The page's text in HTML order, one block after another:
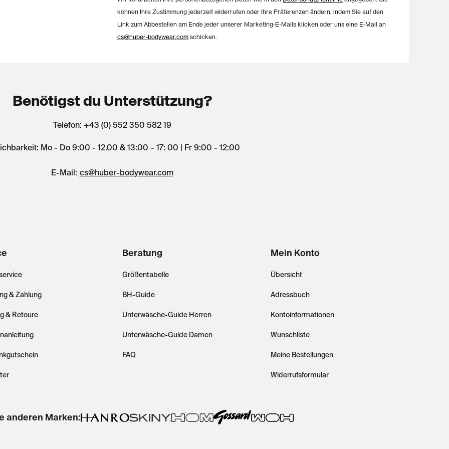
können Ihre Zustimmung jederzeit widerrufen oder Ihre Präferenzen ändern, indem Sie auf den
Link zum Abbestellen am Ende jeder unserer Marketing-E-Mails klicken oder uns eine E-Mail an
cs@huber-bodywear.com schicken.
Benötigst du Unterstützung?
Telefon: +43 (0) 552 350 582 19
Mo - Do 9:00 - 12.00 & 13:00 - 17: 00 | Fr 9:00 - 12:00
E-Mail: cs@huber-bodywear.com
& Zahlung
& Retoure
Beratung
Größentabelle
BH-Guide
Unterwäsche-Guide Herren
Unterwäsche-Guide Damen
FAQ
Mein Konto
Übersicht
Adressbuch
Kontoinformationen
Wunschliste
Meine Bestellungen
Widerrufsformular
anderen Marken: